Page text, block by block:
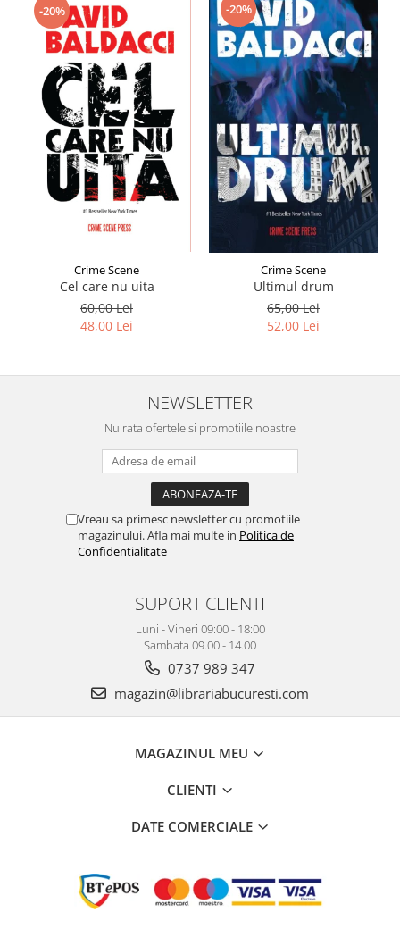
-20%
Crime Scene
Cel care nu uita
60,00 Lei
48,00 Lei
-20%
Crime Scene
Ultimul drum
65,00 Lei
52,00 Lei
NEWSLETTER
Nu rata ofertele si promotiile noastre
Vreau sa primesc newsletter cu promotiile
magazinului. Afla mai multe in Politica de
Confidentialitate
SUPORT CLIENTI
Luni - Vineri 09:00 - 18:00
Sambata 09.00 - 14.00
0737 989 347
magazin@librariabucuresti.com
MAGAZINUL MEU
CLIENTI
DATE COMERCIALE